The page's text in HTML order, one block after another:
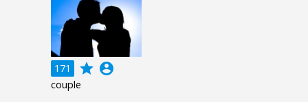
171 grade account_circle
couple